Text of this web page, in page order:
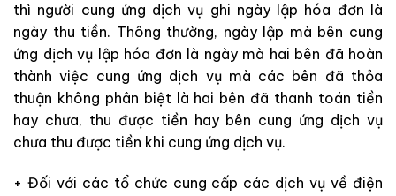
thì người cung ứng dịch vụ ghi ngày lập hóa đơn là
ngày thu tiền. Thông thường, ngày lập mà bên cung
ứng dịch vụ lập hóa đơn là ngày mà hai bên đã hoàn
thành việc cung ứng dịch vụ mà các bên đã thỏa
thuận không phân biệt là hai bên đã thanh toán tiền
hay chưa, thu được tiền hay bên cung ứng dịch vụ
chưa thu được tiền khi cung ứng dịch vụ.
+ Đối với các tổ chức cung cấp các dịch vụ về điện